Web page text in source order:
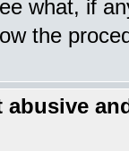
what, if
the